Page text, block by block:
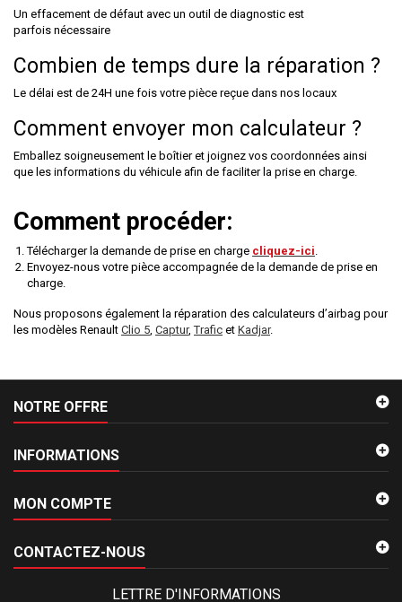
Un effacement de défaut avec un outil de diagnostic est
parfois nécessaire
Combien de temps dure la réparation ?
Le délai est de 24H une fois votre pièce reçue dans nos locaux
Comment envoyer mon calculateur ?
Emballez soigneusement le boîtier et joignez vos coordonnées ainsi
que les informations du véhicule afin de faciliter la prise en charge.
Comment procéder:
Télécharger la demande de prise en charge cliquez-ici.
Envoyez-nous votre pièce accompagnée de la demande de prise en
charge.
Nous proposons également la réparation des calculateurs d’airbag pour
les modèles Renault Clio 5, Captur,Trafic et Kadjar.
NOTRE OFFRE
INFORMATIONS
MON COMPTE
CONTACTEZ-NOUS
LETTRE D'INFORMATIONS